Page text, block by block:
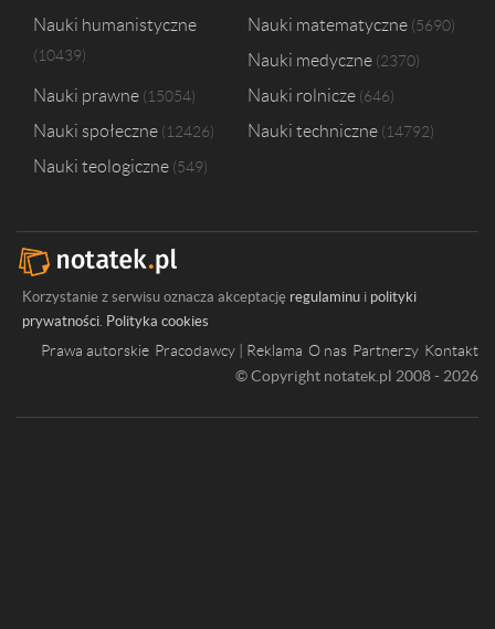
Nauki humanistyczne
10439
Nauki matematyczne 5690
Nauki medyczne 2370
Nauki prawne 15054 Nauki rolnicze 646
Nauki społeczne 12426 Nauki techniczne 14792
Nauki teologiczne 549
Korzystanie z serwisu oznacza akceptację regulaminu i polityki
prywatności. Polityka cookies
Prawa autorskie Pracodawcy | Reklama O nas Partnerzy Kontakt
© Copyright notatek.pl 2008 - 2026